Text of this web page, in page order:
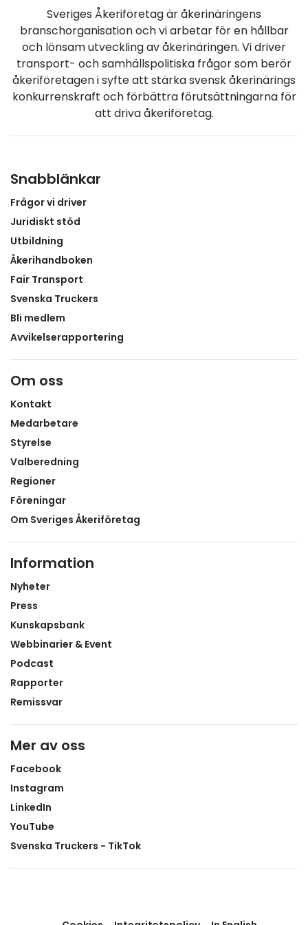
verksamhet fungerar, förklarar Mattias. Foto: GTS
Frakt. Under sin APL-period får eleverna prova på
flera olika delar av transport- och
logistikverksamheten. Vilka moment de får
genomföra beror bland annat på utbildning,
erfarenhet och vilka behörigheter de har. Det kan
handla om att lära sig rutiner i verksamheten,
arbeta med fraktsedlar, lasta och lossa gods och för
de elever som har rätt förutsättningar kan även
engagemang i hela organisationenEn viktig del av
GTS Frakts APL-arbete är att det inte bara gynnar
eleverna. Även företagets egna medarbetare får en
möjlighet att utvecklas genom att dela med sig av
sin kunskap och erfarenhet.
Sveriges Åkeriföretag är åkerinäringens
branschorganisation och vi arbetar för en hållbar
och lönsam utveckling av åkerinäringen. Vi driver
transport- och samhällspolitiska frågor som berör
åkeriföretagen i syfte att stärka svensk åkerinärings
konkurrenskraft och förbättra förutsättningarna för
att driva åkeriföretag.
Snabblänkar
Frågor vi driver
Juridiskt stöd
Utbildning
Åkerihandboken
Fair Transport
Svenska Truckers
Bli medlem
Avvikelserapportering
Om oss
Kontakt
Medarbetare
Styrelse
Valberedning
Regioner
Föreningar
Om Sveriges Åkeriföretag
Information
Nyheter
Press
Kunskapsbank
Webbinarier & Event
Podcast
Rapporter
Remissvar
Mer av oss
Facebook
Instagram
LinkedIn
YouTube
Svenska Truckers - TikTok